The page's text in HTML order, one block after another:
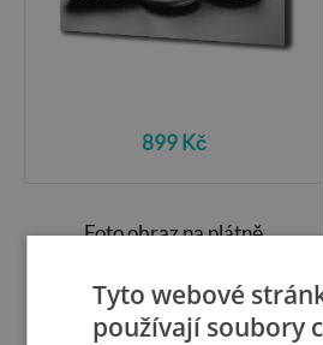
899 Kč
Foto obraz na plátně
Tyto webové
používají soubory